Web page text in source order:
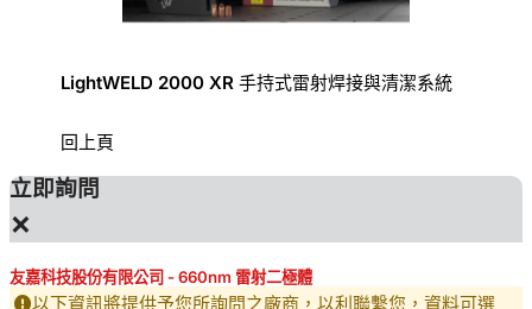
LightWELD 2000 XR 手持式雷射焊接與清潔系統
回上頁
立即詢問
×
友嘉科技股份有限公司 - 660nm 雷射二極體
以下資訊將提供予您所詢問之廠商，以利聯繫您，資料可選